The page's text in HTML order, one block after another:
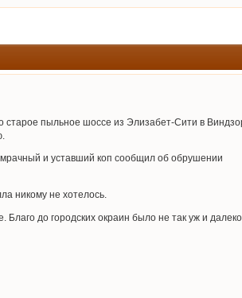
старое пыльное шоссе из Элизабет-Сити в
мрачный и уставший коп сообщил об обрушении
никому не хотелось.
до городских окраин было не так уж и далеко.